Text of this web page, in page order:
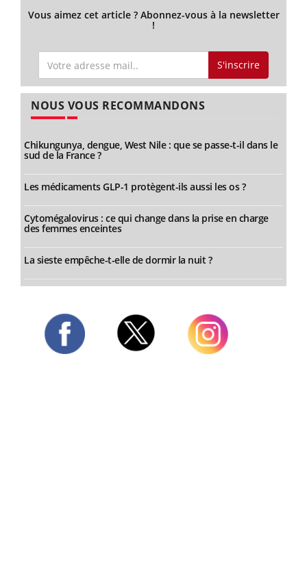
Vous aimez cet article ? Abonnez-vous à la newsletter
!
S'inscrire
NOUS VOUS RECOMMANDONS
Chikungunya, dengue, West Nile : que se passe-t-il dans le
sud de la France ?
Les médicaments GLP-1 protègent-ils aussi les os ?
Cytomégalovirus : ce qui change dans la prise en charge
des femmes enceintes
La sieste empêche-t-elle de dormir la nuit ?